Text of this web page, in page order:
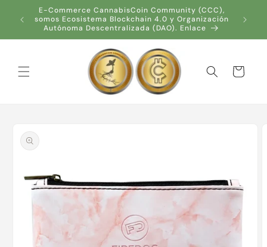
directamente
al contenido
E-Commerce CannabisCoin Community (CCC),
somos Ecosistema Blockchain 4.0 y Organización
Autónoma Descentralizada (DAO). Enlace
Carrito
a la
información